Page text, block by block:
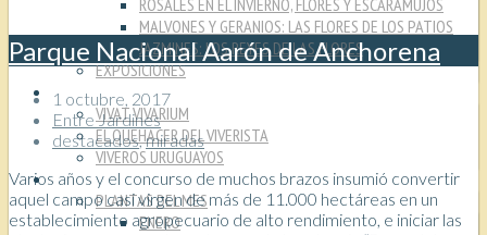
ROSALES EN EL INVIERNO, FLORES Y ESCARAMUJOS
MALVONES Y GERANIOS: LAS FLORES DE LOS PATIOS
JAZMINES: LOS REYES DE LAS FLORES
EXPOSICIONES
VIVEROS
VIVAT VIVARIUM
EL QUEHACER DEL VIVERISTA
VIVEROS URUGUAYOS
PLANTAS
PLANTAS DEL MES
ENERO
Parque Nacional Aarón de Anchorena
1 octubre, 2017
Entre Jardines
destacados,miradas
Varios años y el concurso de muchos brazos insumió convertir
aquel campo casi virgen de más de 11.000 hectáreas en un
establecimiento agropecuario de alto rendimiento, e iniciar las